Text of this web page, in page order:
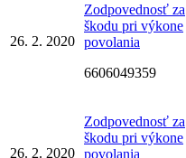
26. 2. 2020
Zodpovednosť za
škodu pri výkone
povolania
6606049359
26. 2. 2020
Zodpovednosť za
škodu pri výkone
povolania